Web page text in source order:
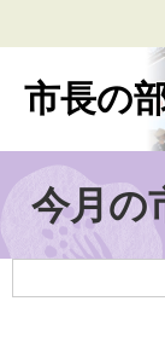
市長の
今月の